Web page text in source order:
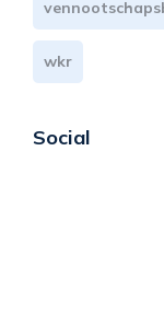
wkr
Social